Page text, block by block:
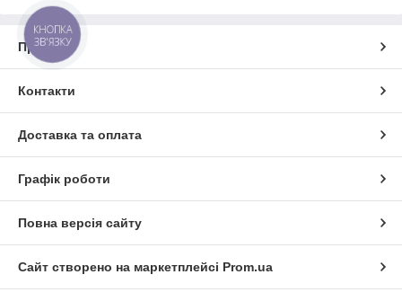
Про нас
Контакти
Доставка та оплата
Графік роботи
Повна версія сайту
Сайт створено на маркетплейсі Prom.ua
КНОПКА
ЗВ'ЯЗКУ